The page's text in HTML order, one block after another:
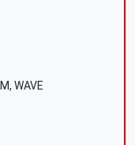
WAVE